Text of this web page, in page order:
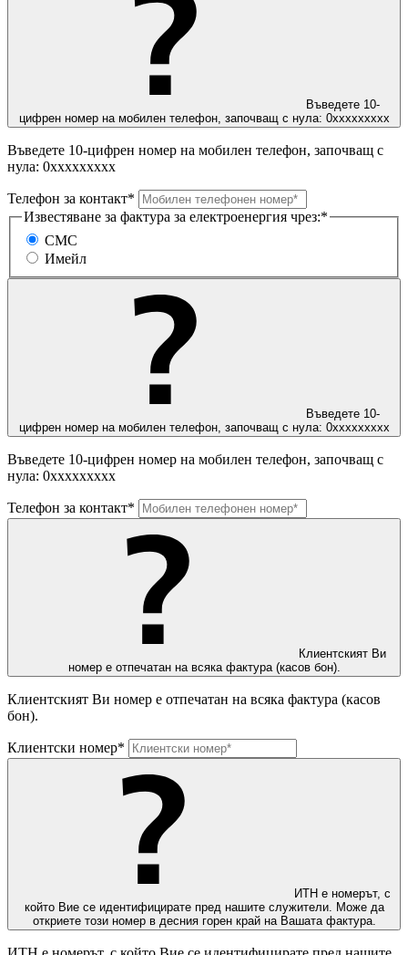
Въведете 10-
цифрен номер на мобилен телефон, започващ с нула: 0ххххххххх
Въведете 10-цифрен номер на мобилен телефон, започващ с
нула: 0ххххххххх
Телефон за контакт*
Известяване за фактура за електроенергия чрез:*
СМС
Имейл
Въведете 10-
цифрен номер на мобилен телефон, започващ с нула: 0ххххххххх
Въведете 10-цифрен номер на мобилен телефон, започващ с
нула: 0ххххххххх
Телефон за контакт*
Клиентският Ви
номер е отпечатан на всяка фактура (касов бон).
Клиентският Ви номер е отпечатан на всяка фактура (касов
бон).
Клиентски номер*
ИТН е номерът, с
който Вие се идентифицирате пред нашите служители. Може да
откриете този номер в десния горен край на Вашата фактура.